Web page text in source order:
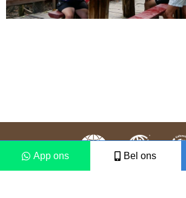
App ons Bel ons